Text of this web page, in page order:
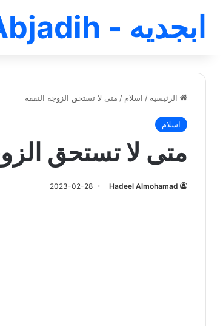
ابجديه - Abjadih
الرئيسية / اسلام / متى لا تستحق الزوجة النفقة
اسلام
متى لا تستحق
Hadeel Almohamad
2023-02-28